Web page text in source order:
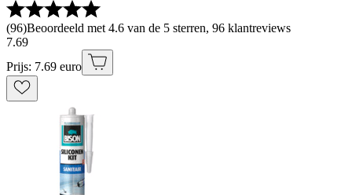
(96)Beoordeeld met 4.6 van de 5 sterren, 96 klantreviews
7.69
Prijs: 7.69 euro